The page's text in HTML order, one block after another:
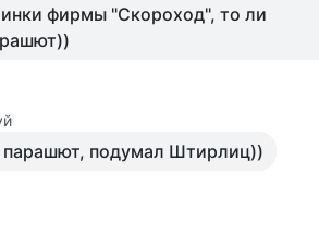
фирмы "Скороход", то ли
парашют, подумал Штирлиц))